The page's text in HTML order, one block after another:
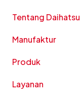
Tentang Daihatsu
Manufaktur
Produk
Layanan